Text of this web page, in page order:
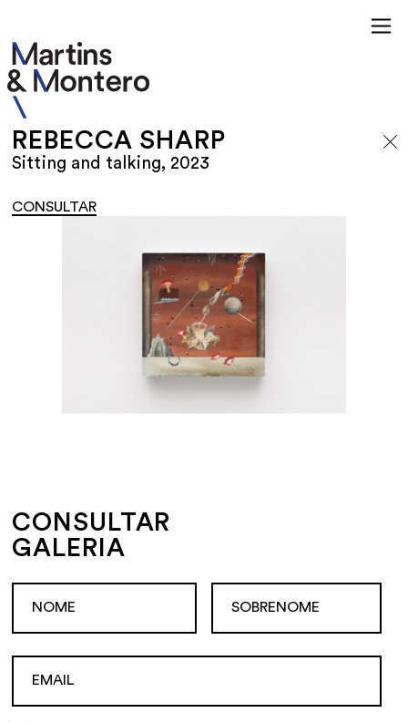
REBECCA SHARP
Sitting and talking, 2023
CONSULTAR
CONSULTAR
GALERIA